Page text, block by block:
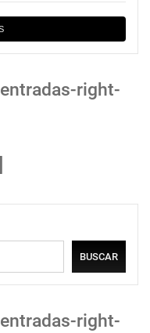
right-
BUSCAR
right-